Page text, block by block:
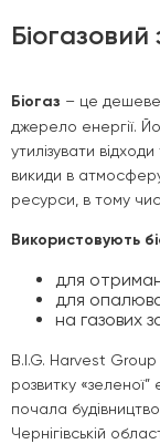
Біогаз – це
джерело енергії.
утилізувати
викиди в
ресурси, в тому
Використовують
для
для
на газових
B.I.G. Harvest
розвитку «зеленої”
почала
Чернігівській